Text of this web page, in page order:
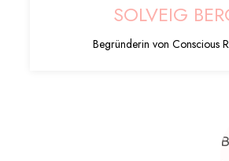
SOLVEIG
Begründerin von Conscious